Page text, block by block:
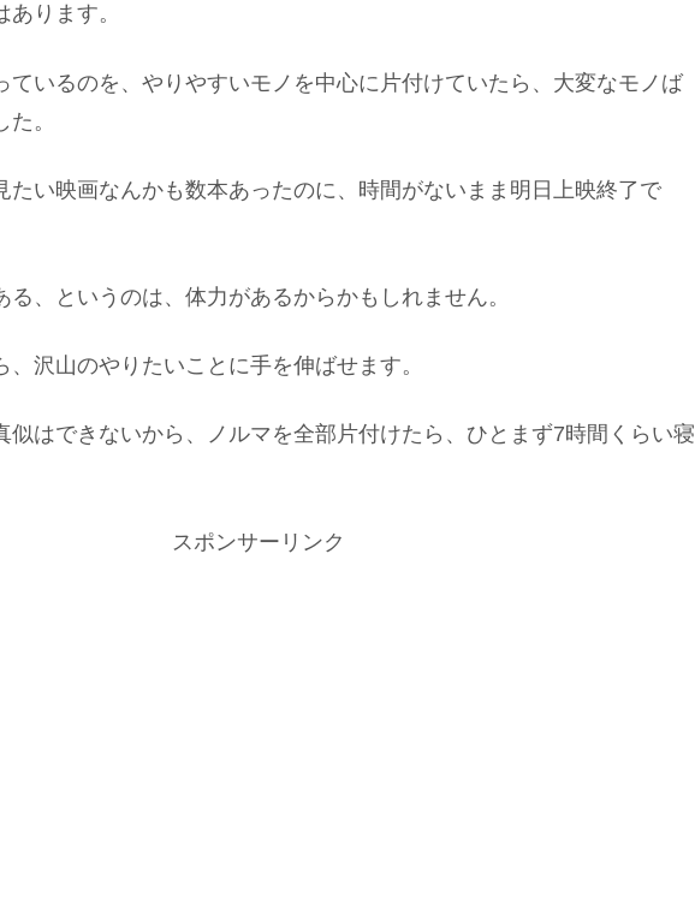
ります。
ているのを、やりやすいモノを中心に片付けていたら、大変なモノば
。
たい映画なんかも数本あったのに、時間がないまま明日上映終了で
る、というのは、体力があるからかもしれません。
、沢山のやりたいことに手を伸ばせます。
似はできないから、ノルマを全部片付けたら、ひとまず7時間くらい寝
スポンサーリンク